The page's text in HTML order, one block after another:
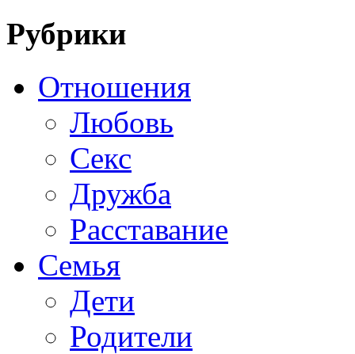
Рубрики
Отношения
Любовь
Секс
Дружба
Расставание
Семья
Дети
Родители